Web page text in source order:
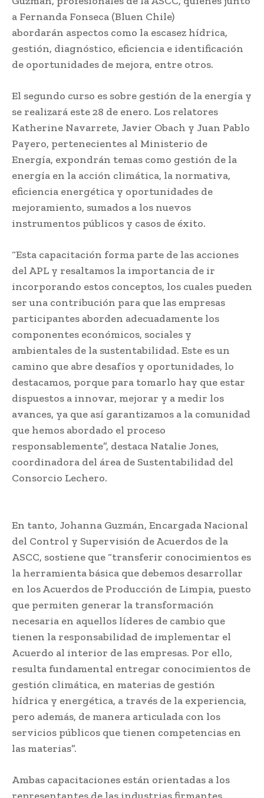
a Fernanda Fonseca (Bluen Chile)
abordarán aspectos como la escasez hídrica,
gestión, diagnóstico, eficiencia e identificación
de oportunidades de mejora, entre otros.
El segundo curso es sobre gestión de la energía y
se realizará este 28 de enero. Los relatores
Katherine Navarrete, Javier Obach y Juan Pablo
Payero, pertenecientes al Ministerio de
Energía, expondrán temas como gestión de la
energía en la acción climática, la normativa,
eficiencia energética y oportunidades de
mejoramiento, sumados a los nuevos
instrumentos públicos y casos de éxito.
“Esta capacitación forma parte de las acciones
del APL y resaltamos la importancia de ir
incorporando estos conceptos, los cuales pueden
ser una contribución para que las empresas
participantes aborden adecuadamente los
componentes económicos, sociales y
ambientales de la sustentabilidad. Este es un
camino que abre desafíos y oportunidades, lo
destacamos, porque para tomarlo hay que estar
dispuestos a innovar, mejorar y a medir los
avances, ya que así garantizamos a la comunidad
que hemos abordado el proceso
responsablemente”, destaca Natalie Jones,
coordinadora del área de Sustentabilidad del
Consorcio Lechero.
En tanto, Johanna Guzmán, Encargada Nacional
del Control y Supervisión de Acuerdos de la
ASCC, sostiene que “transferir conocimientos es
la herramienta básica que debemos desarrollar
en los Acuerdos de Producción de Limpia, puesto
que permiten generar la transformación
necesaria en aquellos líderes de cambio que
tienen la responsabilidad de implementar el
Acuerdo al interior de las empresas. Por ello,
resulta fundamental entregar conocimientos de
gestión climática, en materias de gestión
hídrica y energética, a través de la experiencia,
pero además, de manera articulada con los
servicios públicos que tienen competencias en
las materias”.
Ambas capacitaciones están orientadas a los